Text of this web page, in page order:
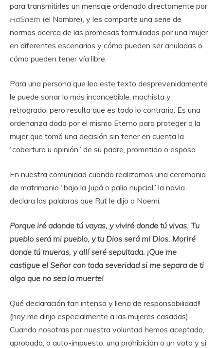
para transmitirles un mensaje ordenado directamente por
HaShem (el Nombre), y les comparte una serie de
normas acerca de las promesas formuladas por una mujer
en diferentes escenarios y cómo pueden ser anuladas o
cómo pueden tener vía libre.
Para una persona que lea este texto desprevenidamente
le puede sonar lo más inconcebible, machista y
retrogrado, pero resulta que es todo lo contrario. Es una
ordenanza dada por el mismo Eterno para proteger a la
mujer que tomó una decisión sin tener en cuenta la
“cobertura u opinión” de su padre, prometido o esposo.
En nuestra comunidad cuando realizamos una ceremonia
de matrimonio “bajo la Jupá o palio nupcial” la novia
declara las palabras que Rut le dijo a Noemí:
Porque iré adonde tú vayas, y viviré donde tú vivas. Tu
pueblo será mi pueblo, y tu Dios será mi Dios. Moriré
donde tú mueras, y allí seré sepultada. ¡Que me
castigue el Señor con toda severidad si me separa de ti
algo que no sea la muerte!
Qué declaración tan intensa y llena de responsabilidad!!
(hoy me dirijo especialmente a las mujeres casadas).
Cuando nosotras por nuestra voluntad hemos aceptado,
aprobado, o auto-impuesto, una prohibición o un voto y si